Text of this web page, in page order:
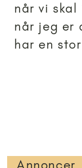
når vi
når jeg er
har en